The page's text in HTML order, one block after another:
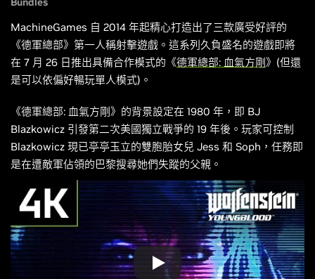
MachineGames 自 2014 年起精心打造出了三款廣受好評的
《德軍總部》第一人稱射擊遊戲。這系列久負盛名的遊戲即將
在 7 月 26 日推出具備合作模式的《德軍總部: 血氣方剛》(但還
是可以依偏好暢玩單人模式)。
《德軍總部: 血氣方剛》的背景設定在 1980 年，即 BJ
Blazkowicz 引發第二次美國獨立戰爭的 19 年後。玩家可控制
Blazkowicz 現已亭亭玉立的雙胞胎女兒 Jess 和 Soph，任務即
是在遭敵軍佔領的巴黎搜尋她們失蹤的父親。